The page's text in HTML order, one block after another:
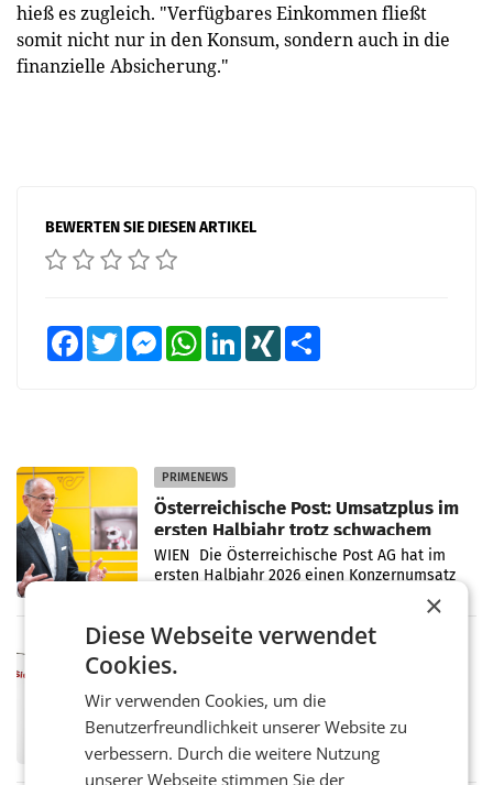
hieß es zugleich. "Verfügbares Einkommen fließt
somit nicht nur in den Konsum, sondern auch in die
finanzielle Absicherung."
BEWERTEN SIE DIESEN ARTIKEL
FacebookTwitter MessengerWhatsAppLinkedInXING
PRIMENEWS
Österreichische Post: Umsatzplus im
ersten Halbjahr trotz schwachem
Briefgeschäft
WIEN Die Österreichische Post AG hat im
ersten Halbjahr 2026 einen Konzernumsatz
von 1.544,0 Mio. EUR erwirtschaftet, was
einem Plus von 3,8 Prozent gegenüber dem
Vergleichszeitraum
MARKETING & MEDIA
ProSiebenSat.1 spart und macht
überraschend viel Gewinn
UNTERFÖHRING/MAILAND/AMSTERDAM. Der
Fernsehkonzern ProSiebenSat.1 hat im
Frühjahr dank Kostensenkungen operativ
wieder Gewinn gemacht und die
×
Diese Webseite verwendet
Cookies.
Wir verwenden Cookies, um die
Benutzerfreundlichkeit unserer Website zu
verbessern. Durch die weitere Nutzung
unserer Webseite stimmen Sie der